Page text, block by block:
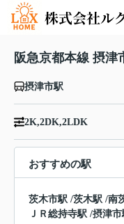
阪急京都本線 摂津
摂津市駅
2K,2DK,2LDK
おすすめの駅
茨木市駅 /茨木駅 /南
ＪＲ総持寺駅 /摂津市